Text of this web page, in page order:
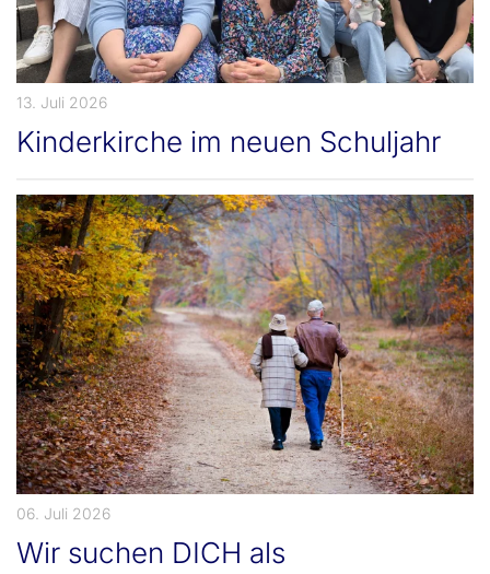
13. Juli 2026
Kinderkirche im neuen Schuljahr
06. Juli 2026
Wir suchen DICH als